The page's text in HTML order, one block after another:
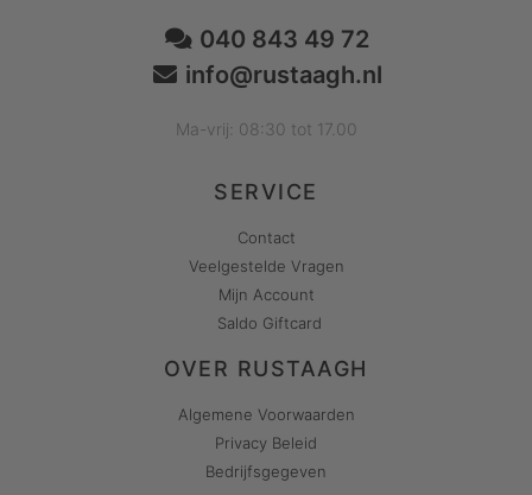
040 843 49 72
info@rustaagh.nl
Ma-vrij: 08:30 tot 17.00
SERVICE
Contact
Veelgestelde Vragen
Mijn Account
Saldo Giftcard
OVER RUSTAAGH
Algemene Voorwaarden
Privacy Beleid
Bedrijfsgegeven